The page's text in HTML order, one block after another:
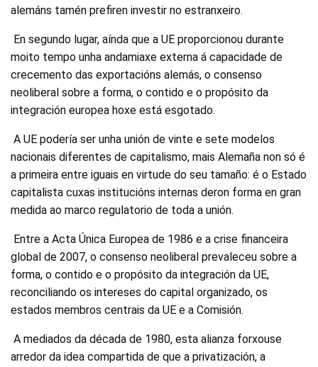
alemáns tamén prefiren investir no estranxeiro.
En segundo lugar, aínda que a UE proporcionou durante
moito tempo unha andamiaxe externa á capacidade de
crecemento das exportacións alemás, o consenso
neoliberal sobre a forma, o contido e o propósito da
integración europea hoxe está esgotado.
A UE podería ser unha unión de vinte e sete modelos
nacionais diferentes de capitalismo, mais Alemaña non só é
a primeira entre iguais en virtude do seu tamaño: é o Estado
capitalista cuxas institucións internas deron forma en gran
medida ao marco regulatorio de toda a unión.
Entre a Acta Única Europea de 1986 e a crise financeira
global de 2007, o consenso neoliberal prevaleceu sobre a
forma, o contido e o propósito da integración da UE,
reconciliando os intereses do capital organizado, os
estados membros centrais da UE e a Comisión.
A mediados da década de 1980, esta alianza forxouse
arredor da idea compartida de que a privatización, a